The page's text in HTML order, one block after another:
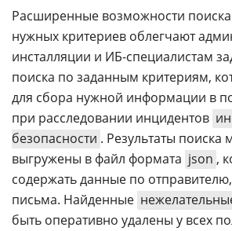
Расширенные возможности поиска
нужных критериев облегчают
инсталляции и ИБ-специалистам
поиска по заданным критериям,
для сбора нужной информации в
при расследовании инцидентов
безопасности . Результаты поиска
выгружены в файл формата json ,
содержать данные по
письма. Найденные
быть оперативно удалены у всех